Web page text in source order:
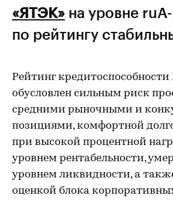
«ЯТЭК» на уровне
по рейтингу
Рейтинг
обусловлен сильным риск
средними рыночными и
позициями, комфортной
при высокой процентной
уровнем рентабельности,
уровнем ликвидности, а
оценкой блока